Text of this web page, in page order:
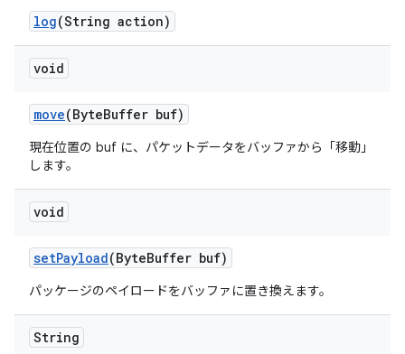
log(String action)
void
move(ByteBuffer buf)
現在位置の buf に、パケットデータをバッファから「移動」
します。
void
setPayload(ByteBuffer buf)
パッケージのペイロードをバッファに置き換えます。
String